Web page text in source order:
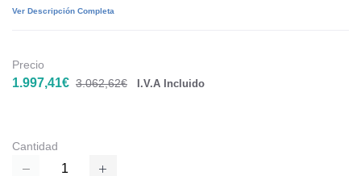
Ver Descripción Completa
Precio
1.997,41€ 3.062,62€ I.V.A Incluido
Cantidad